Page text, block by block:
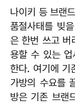
나이키 등 브랜
품절사태를 빚
은 한번 쓰고 버
용할 수 있는
한다. 여기에 기
가방의 수요를
방은 기존 브랜